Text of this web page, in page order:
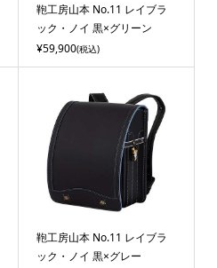
鞄工房山本 No.11 レイブラ
ック・ノイ 黒×グリーン
¥59,900(税込)
鞄工房山本 No.11 レイブラ
ック・ノイ 黒×グレー